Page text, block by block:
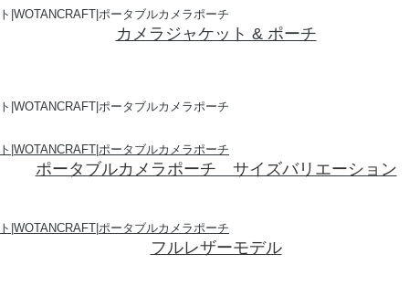
カメラジャケット & ポーチ
ポータブルカメラポーチ サイズバリエーション
フルレザーモデル